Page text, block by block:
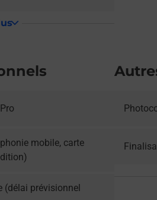
mobile, carte
(délai prévisionnel